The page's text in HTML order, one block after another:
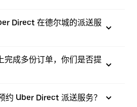
Direct 在德尔城的派送服
成多份订单，你们是否提
约 Uber Direct 派送服务？